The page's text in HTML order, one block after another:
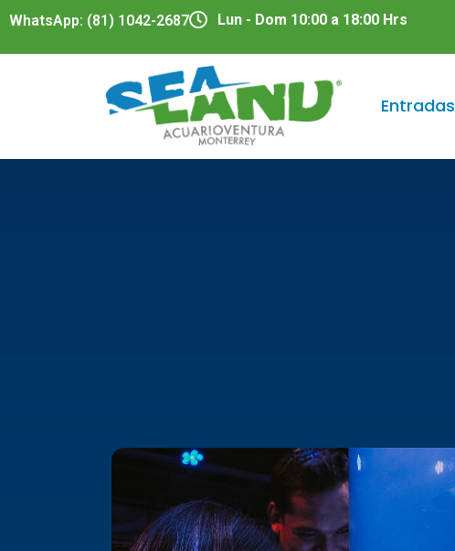
WhatsApp: (81) 1042-2687 Lun - Dom 10:00 a 18:00 Hrs
Entradas